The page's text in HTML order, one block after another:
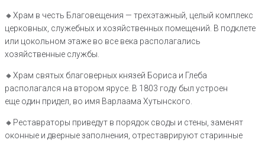
🔸Храм в честь Благовещения — трехэтажный, целый комплекс
церковных, служебных и хозяйственных помещений. В подклете
или цокольном этаже во все века располагались
хозяйственные службы.
🔸Храм святых благоверных князей Бориса и Глеба
располагался на втором ярусе. В 1803 году был устроен
еще один придел, во имя Варлаама Хутынского.
🔸Реставраторы приведут в порядок своды и стены, заменят
оконные и дверные заполнения, отреставрируют старинные